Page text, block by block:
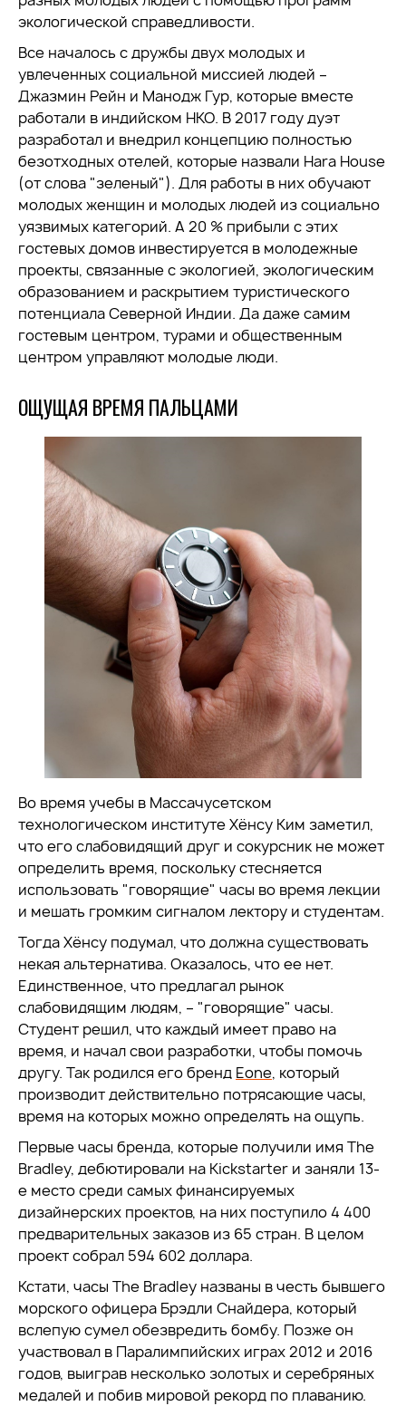
экологической справедливости.
Все началось с дружбы двух молодых и
увлеченных социальной миссией людей –
Джазмин Рейн и Манодж Гур, которые вместе
работали в индийском НКО. В 2017 году дуэт
разработал и внедрил концепцию полностью
безотходных отелей, которые назвали Hara House
(от слова "зеленый"). Для работы в них обучают
молодых женщин и молодых людей из социально
уязвимых категорий. А 20 % прибыли с этих
гостевых домов инвестируется в молодежные
проекты, связанные с экологией, экологическим
образованием и раскрытием туристического
потенциала Северной Индии. Да даже самим
гостевым центром, турами и общественным
центром управляют молодые люди.
ОЩУЩАЯ ВРЕМЯ ПАЛЬЦАМИ
Во время учебы в Массачусетском
технологическом институте Хёнсу Ким заметил,
что его слабовидящий друг и сокурсник не может
определить время, поскольку стесняется
использовать "говорящие" часы во время лекции
и мешать громким сигналом лектору и студентам.
Тогда Хёнсу подумал, что должна существовать
некая альтернатива. Оказалось, что ее нет.
Единственное, что предлагал рынок
слабовидящим людям, – "говорящие" часы.
Студент решил, что каждый имеет право на
время, и начал свои разработки, чтобы помочь
другу. Так родился его бренд Eone, который
производит действительно потрясающие часы,
время на которых можно определять на ощупь.
Первые часы бренда, которые получили имя The
Bradley, дебютировали на Kickstarter и заняли 13-
е место среди самых финансируемых
дизайнерских проектов, на них поступило 4 400
предварительных заказов из 65 стран. В целом
проект собрал 594 602 доллара.
Кстати, часы The Bradley названы в честь бывшего
морского офицера Брэдли Снайдера, который
вслепую сумел обезвредить бомбу. Позже он
участвовал в Паралимпийских играх 2012 и 2016
годов, выиграв несколько золотых и серебряных
медалей и побив мировой рекорд по плаванию.